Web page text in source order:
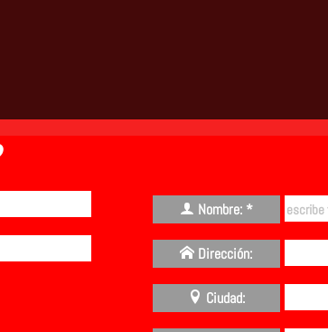
Nombre: *
Dirección:
Ciudad: